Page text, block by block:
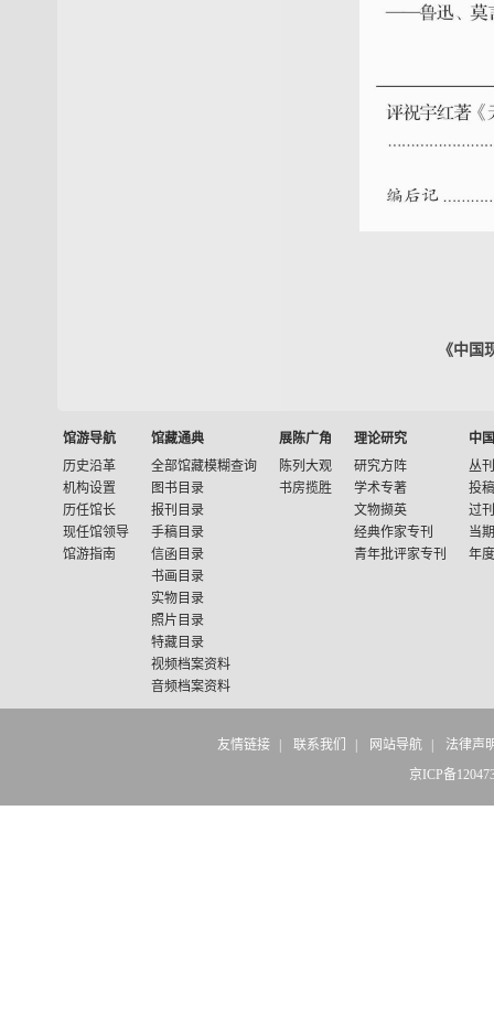
《中国
馆游导航
历史沿革
机构设置
历任馆长
现任馆领导
馆游指南
馆藏通典
全部馆藏模糊查询
图书目录
报刊目录
手稿目录
信函目录
书画目录
实物目录
照片目录
特藏目录
视频档案资料
音频档案资料
展陈广角
陈列大观
书房揽胜
理论研究
研究方阵
学术专著
文物撷英
经典作家专刊
青年批评家专刊
中
丛
投
过
当
年
友情链接 联系我们 网站导航
法律声
京ICP备